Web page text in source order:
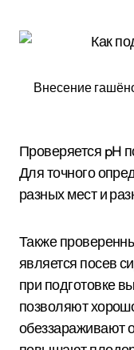
Внесение
Проверяется pH
Для точного
разных мест и
Также
является посев
при подготовке
позволяют
обеззараживают